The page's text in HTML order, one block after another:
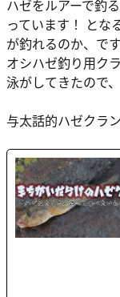
ハゼをルアーで釣
っています！ とな
が釣れるのか、で
オシハゼ釣り用ク
泳がしてきたので
与太話的ハゼクラ